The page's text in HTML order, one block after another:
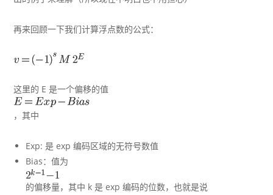
再来回顾一下我们计算浮点数的公式：
这里的 E 是一个偏移的值
，其中
Exp: 是 exp 编码区域的无符号数值
Bias：值为
的偏移量，其中 k 是 exp 编码的位数，也就是说